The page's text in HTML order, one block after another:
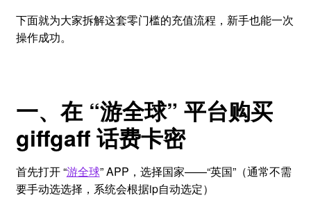
下面就为大家拆解这套零门槛的充值流程，新手也能一次
操作成功。
一、在 “游全球” 平台购买
giffgaff 话费卡密
首先打开 “游全球” APP，选择国家——“英国”（通常不需
要手动选选择，系统会根据ip自动选定）